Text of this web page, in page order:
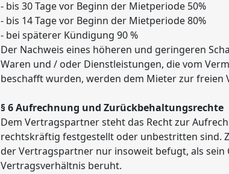
- bis 30 Tage vor Beginn der Mietperiode 50%
- bis 14 Tage vor Beginn der Mietperiode 80%
- bei späterer Kündigung 90 %
Der Nachweis eines höheren und geringeren
Waren und / oder Dienstleistungen, die vom
beschafft wurden, werden dem Mieter zur freien
§ 6 Aufrechnung und Zurückbehaltungsrechte
Dem Vertragspartner steht das Recht zur
rechtskräftig festgestellt oder unbestritten sind.
der Vertragspartner nur insoweit befugt, als sein
Vertragsverhältnis beruht.